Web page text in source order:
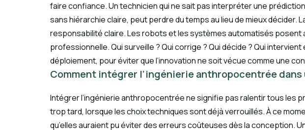
faire confiance. Un technicien qui ne sait pas interpréter une
sans hiérarchie claire, peut perdre du temps au lieu de mieux décider.
responsabilité claire. Les robots et les systèmes automatisés
professionnelle. Qui surveille ? Qui corrige ? Qui décide ? Qui
déploiement, pour éviter que l’innovation ne soit vécue comme une
Comment intégrer l’ingénierie anthropocentrée
Intégrer l’ingénierie anthropocentrée ne signifie pas ralentir tous les
trop tard, lorsque les choix techniques sont déjà verrouillés. À ce
qu’elles auraient pu éviter des erreurs coûteuses dès la conception.